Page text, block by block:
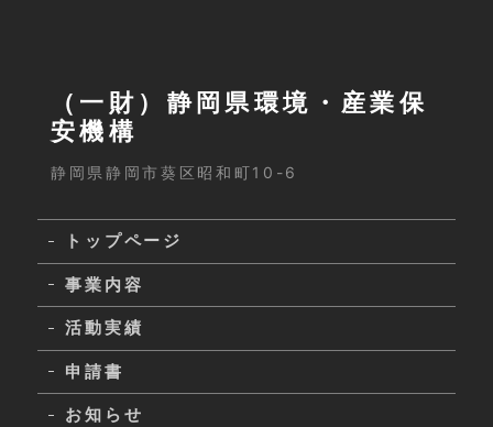
（一財）静岡県環境・産業保
安機構
静岡県静岡市葵区昭和町10-6
トップページ
事業内容
活動実績
申請書
お知らせ